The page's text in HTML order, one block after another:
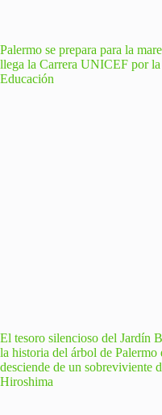
Palermo se prepara para la
llega la Carrera UNICEF por la
Educación
El tesoro silencioso del Jardín
la historia del árbol de Palermo
desciende de un sobreviviente
Hiroshima